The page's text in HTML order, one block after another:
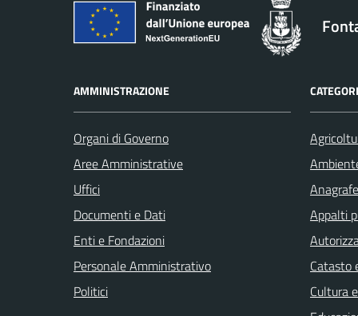
AMMINISTRAZIONE
Organi di Governo
Aree Amministrative
Uffici
Documenti e Dati
Enti e Fondazioni
Personale Amministrativo
Politici
Appalti
Catasto
Cultura